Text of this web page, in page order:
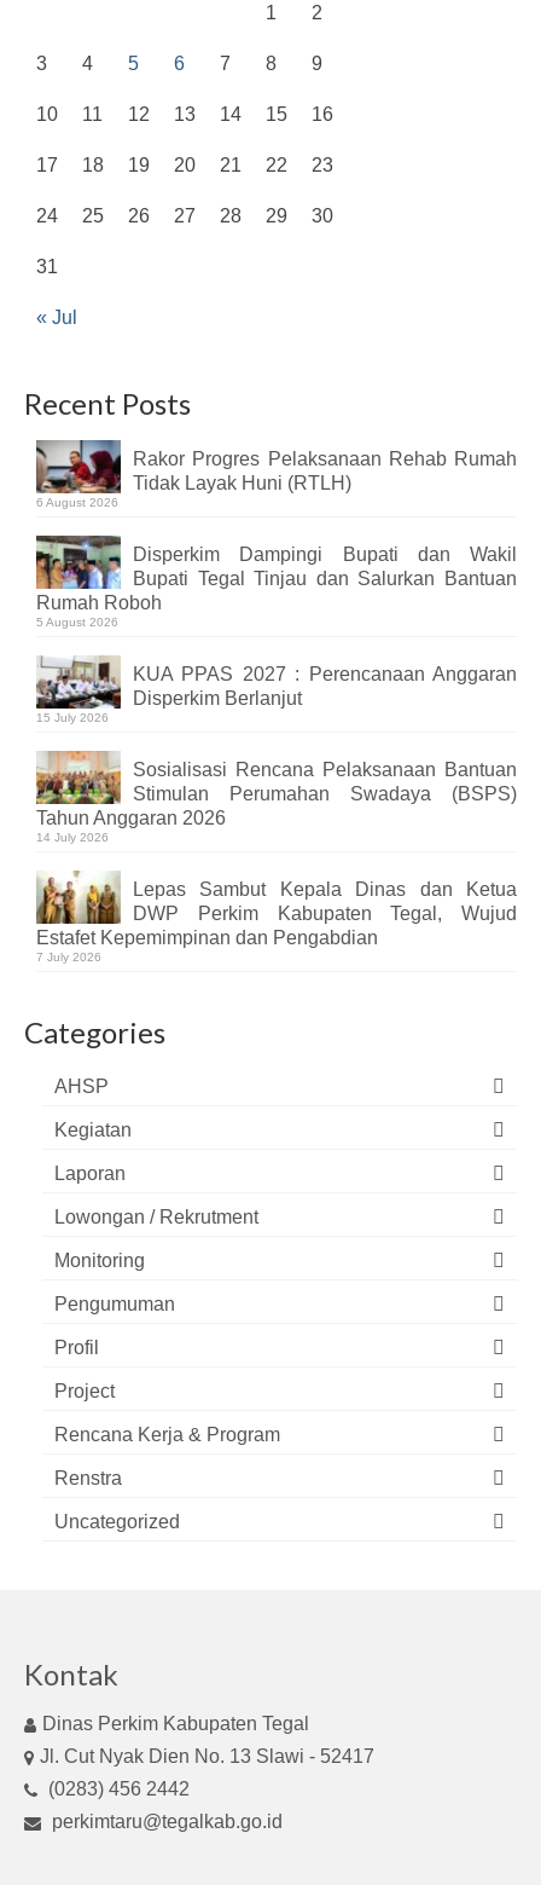
« Jul
1 2
3 4 5 6 7 8 9
10 11 12 13 14 15 16
17 18 19 20 21 22 23
24 25 26 27 28 29 30
31
Recent Posts
Rakor Progres Pelaksanaan Rehab Rumah
Tidak Layak Huni (RTLH)
6 August 2026
Disperkim Dampingi Bupati dan Wakil
Bupati Tegal Tinjau dan Salurkan Bantuan
Rumah Roboh
5 August 2026
KUA PPAS 2027 : Perencanaan Anggaran
Disperkim Berlanjut
15 July 2026
Sosialisasi Rencana Pelaksanaan Bantuan
Stimulan Perumahan Swadaya (BSPS)
Tahun Anggaran 2026
14 July 2026
Lepas Sambut Kepala Dinas dan Ketua
DWP Perkim Kabupaten Tegal, Wujud
Estafet Kepemimpinan dan Pengabdian
7 July 2026
Categories
AHSP
Kegiatan
Laporan
Lowongan / Rekrutment
Monitoring
Pengumuman
Profil
Project
Rencana Kerja & Program
Renstra
Uncategorized
Kontak
Dinas Perkim Kabupaten Tegal
Jl. Cut Nyak Dien No. 13 Slawi - 52417
(0283) 456 2442
perkimtaru@tegalkab.go.id